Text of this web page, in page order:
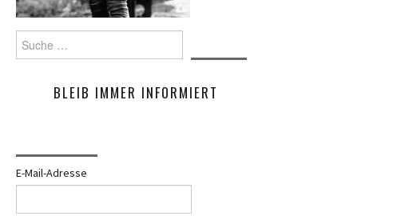
Suche
nach:
BLEIB IMMER INFORMIERT
E-Mail-Adresse